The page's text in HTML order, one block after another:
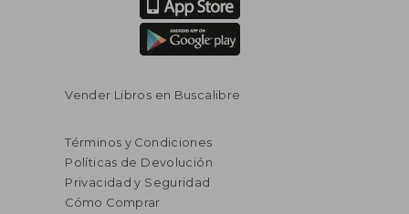
Vender Libros en Buscalibre
Términos y Condiciones
Políticas de Devolución
Privacidad y Seguridad
Cómo Comprar